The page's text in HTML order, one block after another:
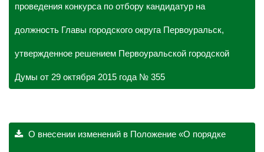
проведения конкурса по отбору кандидатур на
должность Главы городского округа Первоуральск,
утвержденное решением Первоуральской городской
Думы от 29 октября 2015 года № 355
О внесении изменений в Положение «О порядке